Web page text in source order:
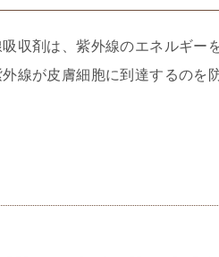
収剤は、紫外線のエネルギー
線が皮膚細胞に到達するのを